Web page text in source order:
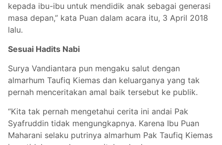
kepada ibu-ibu untuk mendidik anak sebagai generasi
masa depan,” kata Puan dalam acara itu, 3 April 2018
lalu.
Sesuai Hadits Nabi
Surya Vandiantara pun mengaku salut dengan
almarhum Taufiq Kiemas dan keluarganya yang tak
pernah menceritakan amal baik tersebut ke publik.
“Kita tak pernah mengetahui cerita ini andai Pak
Syafruddin tidak mengungkapnya. Karena Ibu Puan
Maharani selaku putrinya almarhum Pak Taufiq Kiemas